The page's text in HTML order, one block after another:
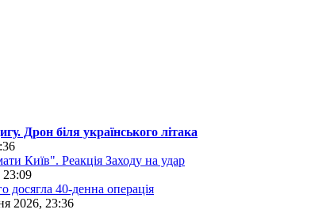
Дрон біля українського літака
Київ". Реакція Заходу на удар
досягла 40-денна операція
2026, 23:36